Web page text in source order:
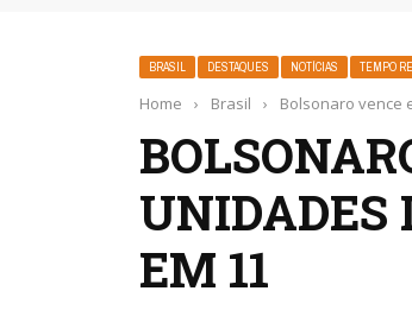
BRASIL DESTAQUES NOTÍCIAS TEMPO
Home › Brasil › Bolsonaro vence
UNIDADES
EM 11